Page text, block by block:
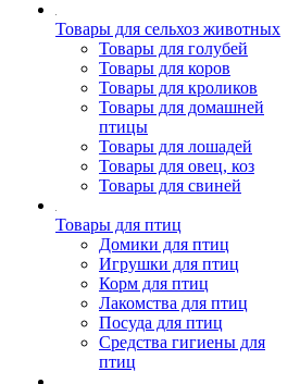
Товары для сельхоз животных
Товары для голубей
Товары для коров
Товары для кроликов
Товары для домашней
птицы
Товары для лошадей
Товары для овец, коз
Товары для свиней
Товары для птиц
Домики для птиц
Игрушки для птиц
Корм для птиц
Лакомства для птиц
Посуда для птиц
Средства гигиены для
птиц